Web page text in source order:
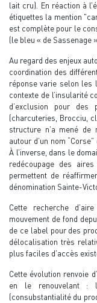
lait cru). En réaction à
étiquettes la mention
est complète pour le
(le bleu « de Sassenage
Au regard des enjeux
coordination des
réponse varie selon les
contexte de l’insularité
d’exclusion pour des
(charcuteries, Brocciu,
structure n’a mené de
autour d’un nom
À l’inverse, dans le
redécoupage des
permettent de
dénomination Sainte-
Cette recherche
mouvement de fond
de ce label pour des
délocalisation très
plus faciles d’accès
Cette évolution renvoie
en le renouvelant :
(consubstantialité du